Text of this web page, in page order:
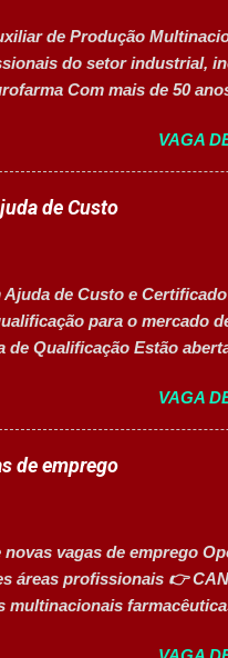
Disponibilidade para
de Produção
do setor industrial,
Com mais de 50
acesso à saúde. A empresa
empresas para
profissional
SE AGORA 📋
das linhas
quand...
VAGA
de Custo
de Custo e
para o mercado
de Qualificação Estão
estratégicos do mercado.
participantes contam com
, ideal para apoiar o
Opções de Formação
e Horários das
VAGA
de emprego
vagas de emprego
áreas profissionais 👉
multinacionais